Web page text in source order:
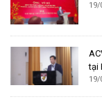
19/
tại
19/